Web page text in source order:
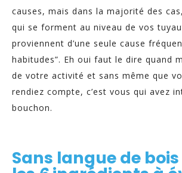
causes, mais dans la majorité des
qui se forment au niveau de vos
proviennent d’une seule cause
habitudes”. Eh oui faut le dire quand
de votre activité et sans même que
rendiez compte, c’est vous qui avez
bouchon.
Sans langue de